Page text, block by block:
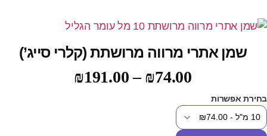
שמן אתרי מרווה מרושתת (קלרי סייג’)
₪74.00
–
₪191.00
אפשרות